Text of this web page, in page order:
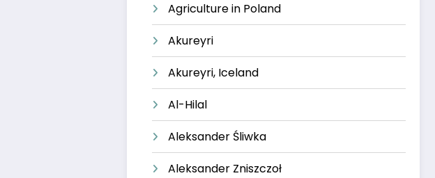
Agriculture in Poland
Akureyri
Akureyri, Iceland
Al-Hilal
Aleksander Śliwka
Aleksander Zniszczoł